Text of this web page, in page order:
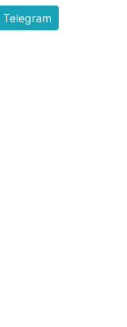
Telegram